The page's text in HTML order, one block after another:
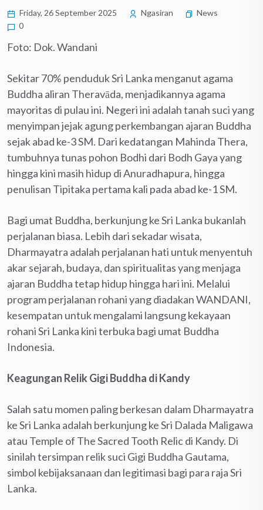
Friday, 26 September 2025 Ngasiran
News
0
Foto: Dok. Wandani
Sekitar 70% penduduk Sri Lanka menganut agama
Buddha aliran Theravāda, menjadikannya agama
mayoritas di pulau ini. Negeri ini adalah tanah suci yang
menyimpan jejak agung perkembangan ajaran Buddha
sejak abad ke-3 SM. Dari kedatangan Mahinda Thera,
tumbuhnya tunas pohon Bodhi dari Bodh Gaya yang
hingga kini masih hidup di Anuradhapura, hingga
penulisan Tipitaka pertama kali pada abad ke-1 SM.
Bagi umat Buddha, berkunjung ke Sri Lanka bukanlah
perjalanan biasa. Lebih dari sekadar wisata,
Dharmayatra adalah perjalanan hati untuk menyentuh
akar sejarah, budaya, dan spiritualitas yang menjaga
ajaran Buddha tetap hidup hingga hari ini. Melalui
program perjalanan rohani yang diadakan WANDANI,
kesempatan untuk mengalami langsung kekayaan
rohani Sri Lanka kini terbuka bagi umat Buddha
Indonesia.
Keagungan Relik Gigi Buddha di Kandy
Salah satu momen paling berkesan dalam Dharmayatra
ke Sri Lanka adalah berkunjung ke Sri Dalada Maligawa
atau Temple of The Sacred Tooth Relic di Kandy. Di
sinilah tersimpan relik suci Gigi Buddha Gautama,
simbol kebijaksanaan dan legitimasi bagi para raja Sri
Lanka.